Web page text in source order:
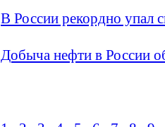
В России рекордно упал
Добыча нефти в России